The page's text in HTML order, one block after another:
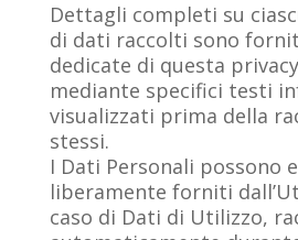
Dettagli completi su
di dati raccolti sono
dedicate di questa
mediante specifici testi
visualizzati prima della
stessi.
I Dati Personali possono
liberamente forniti
caso di Dati di Utilizzo,